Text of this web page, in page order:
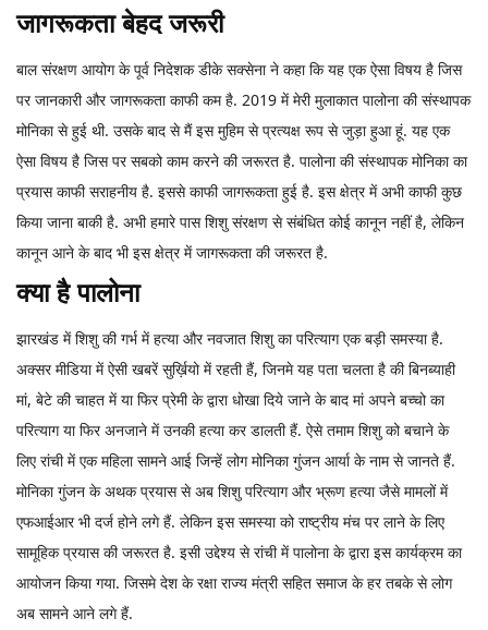
जागरूकता बेहद जरूरी
बाल संरक्षण आयोग के पूर्व निदेशक डीके सक्सेना ने कहा कि यह एक ऐसा विषय है जिस
पर जानकारी और जागरूकता काफी कम है. 2019 में मेरी मुलाकात पालोना की संस्थापक
मोनिका से हुई थी. उसके बाद से मैं इस मुहिम से प्रत्यक्ष रूप से जुड़ा हुआ हूं. यह एक
ऐसा विषय है जिस पर सबको काम करने की जरूरत है. पालोना की संस्थापक मोनिका का
प्रयास काफी सराहनीय है. इससे काफी जागरूकता हुई है. इस क्षेत्र में अभी काफी कुछ
किया जाना बाकी है. अभी हमारे पास शिशु संरक्षण से संबंधित कोई कानून नहीं है, लेकिन
कानून आने के बाद भी इस क्षेत्र में जागरूकता की जरूरत है.
क्या है पालोना
झारखंड में शिशु की गर्भ में हत्या और नवजात शिशु का परित्याग एक बड़ी समस्या है.
अक्सर मीडिया में ऐसी खबरें सुर्ख़ियो में रहती हैं, जिनमे यह पता चलता है की बिनब्याही
मां, बेटे की चाहत में या फिर प्रेमी के द्वारा धोखा दिये जाने के बाद मां अपने बच्चो का
परित्याग या फिर अनजाने में उनकी हत्या कर डालती हैं. ऐसे तमाम शिशु को बचाने के
लिए रांची में एक महिला सामने आई जिन्हें लोग मोनिका गुंजन आर्या के नाम से जानते हैं.
मोनिका गुंजन के अथक प्रयास से अब शिशु परित्याग और भ्रूण हत्या जैसे मामलों में
एफआईआर भी दर्ज होने लगे हैं. लेकिन इस समस्या को राष्ट्रीय मंच पर लाने के लिए
सामूहिक प्रयास की जरूरत है. इसी उद्देश्य से रांची में पालोना के द्वारा इस कार्यक्रम का
आयोजन किया गया. जिसमे देश के रक्षा राज्य मंत्री सहित समाज के हर तबके से लोग
अब सामने आने लगे हैं.